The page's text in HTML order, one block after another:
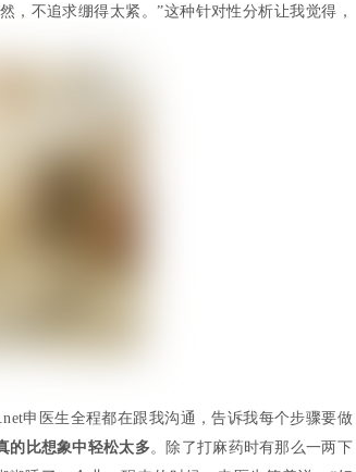
，不追求绷得太紧。”这种针对性分析让我觉得，
申医生全程都在跟我沟通，告诉我每个步骤要做
的比想象中轻松太多。除了打麻药时有那么一两下